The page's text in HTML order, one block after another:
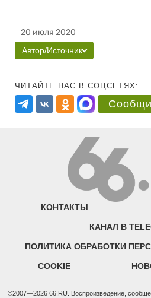
20 июля 2020
Автор/Источник
ЧИТАЙТЕ НАС В СОЦСЕТЯХ:
КОНТАКТЫ
КАНАЛ В
ПОЛИТИКА ОБРАБОТКИ
COOKIE
©2007—2026 66.RU. Воспроизведение,